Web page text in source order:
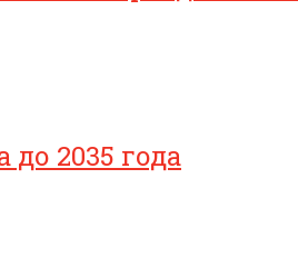
2035 года